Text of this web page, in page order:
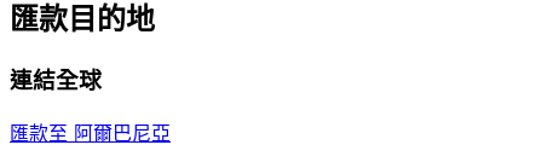
匯款目的地
連結全球
匯款至 阿爾巴尼亞